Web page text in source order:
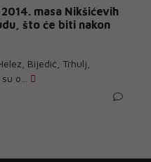
2014. masa Nikšićevih
što će biti nakon
Bijedić, Trhulj,
o...